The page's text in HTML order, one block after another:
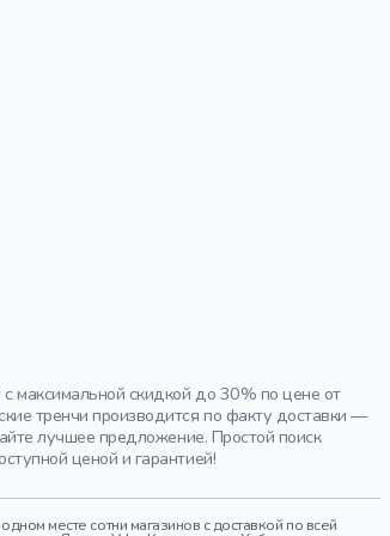
максимальной скидкой до 30% по цене от
тренчи производится по факту доставки —
лучшее предложение. Простой поиск
ценой и гарантией!
месте сотни магазинов с доставкой по всей